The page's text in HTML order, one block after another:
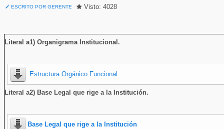
ESCRITO POR GERENTE Visto: 4028
Literal a1) Organigrama Institucional .
Estructura Orgánico Funcional
Literal a2) Base Legal que rige a la Institución.
Base Legal que rige a la Institución